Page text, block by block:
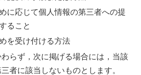
に応じて個人情報の第三者への提
ること
を受け付ける方法
らず，次に掲げる場合には，当該
者に該当しないものとします。